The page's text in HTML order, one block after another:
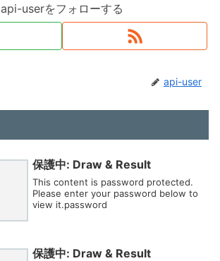
api-userをフォローする
api-user
保護中: Draw & Result
This content is password protected.
Please enter your password below to
view it.password
保護中: Draw & Result